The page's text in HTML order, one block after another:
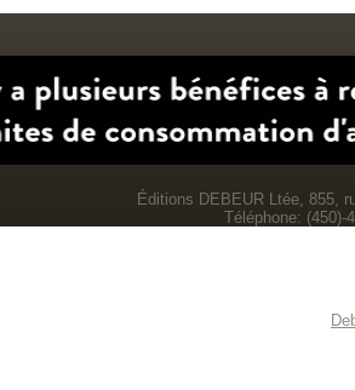
Éditions DEBEUR Ltée, 855,
Téléphone: (450)-